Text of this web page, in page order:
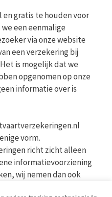
gratis te houden voor
een eenmalige
via onze website
een verzekering bij
is mogelijk dat we
opgenomen op onze
informatie over is
vorm.
richt zicht alleen
informatievoorziening
wij nemen dan ook